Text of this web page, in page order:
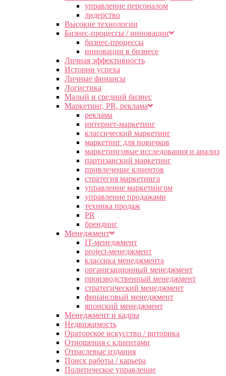
управление персоналом
лидерство
Высокие технологии
Бизнес-процессы / инновации
бизнес-процессы
инновации в бизнесе
Личная эффективность
Истории успеха
Личные финансы
Логистика
Малый и средний бизнес
Маркетинг, PR, реклама
реклама
интернет-маркетинг
классический маркетинг
маркетинг для новичков
маркетинговые исследования и анализ
партизанский маркетинг
привлечение клиентов
стратегия маркетинга
управление маркетингом
управление продажами
техника продаж
PR
брендинг
Менеджмент
IT-менеджмент
project-менеджмент
классика менеджмента
организационный менеджмент
производственный менеджмент
стратегический менеджмент
финансовый менеджмент
японский менеджмент
Менеджмент и кадры
Недвижимость
Ораторское искусство / риторика
Отношения с клиентами
Отраслевые издания
Поиск работы / карьера
Политическое управление